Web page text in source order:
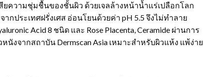
ความชุ่มชื้นของชั้นผิว ด้วยเจลล้างหน้าน้ำแร่เปลือกโลก
ากประเทศฝรั่งเศส อ่อนโยนด้วยค่า pH 5.5 จึงไม่ทำลาย
Acid 8 ชนิด และ Rose Placenta, Ceramide ผ่านการ
งจากสถาบัน Dermscan Asia เหมาะสำหรับผิวแห้ง แพ้ง่าย